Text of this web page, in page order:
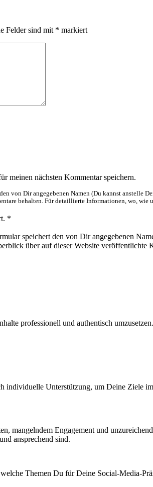
Felder sind mit * markiert
meinen nächsten Kommentar speichern.
von Dir angegebenen Namen (Du kannst anstelle
behalten. Für detaillierte Informationen, wo,
*
speichert den von Dir angegebenen
über auf dieser Website
professionell und authentisch umzusetzen.
individuelle Unterstützung, um Deine Ziele
mangelndem Engagement und
ansprechend sind.
Themen Du für Deine Social-Media-